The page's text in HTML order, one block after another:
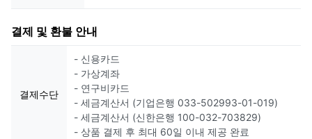
결제 및 환불 안내
결제수단
- 신용카드
- 가상계좌
- 연구비카드
- 세금계산서 (기업은행 033-502993-01-019)
- 세금계산서 (신한은행 100-032-703829)
- 상품 결제 후 최대 60일 이내 제공 완료